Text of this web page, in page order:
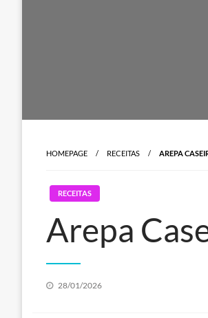
HOMEPAGE RECEITAS AREPA
RECEITAS
Arepa
Posted
28/01/2026